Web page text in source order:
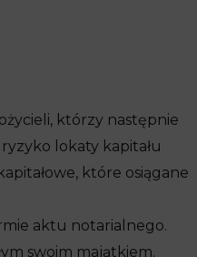
którzy następnie
lokaty kapitału
które osiągane
aktu notarialnego.
swoim majątkiem.